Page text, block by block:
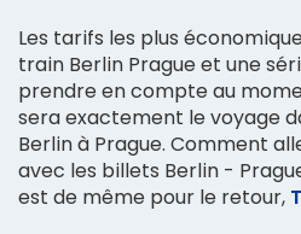
Les tarifs les plus
train Berlin Prague et une
prendre en compte au
sera exactement le voyage
Berlin à Prague. Comment
avec les billets Berlin -
est de même pour le retour,